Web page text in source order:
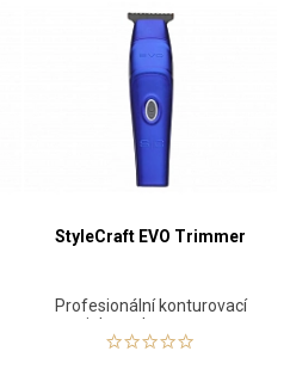
StyleCraft EVO Trimmer
Profesionální konturovací
strojek na vlasy a vousy s
magnetickým motorem